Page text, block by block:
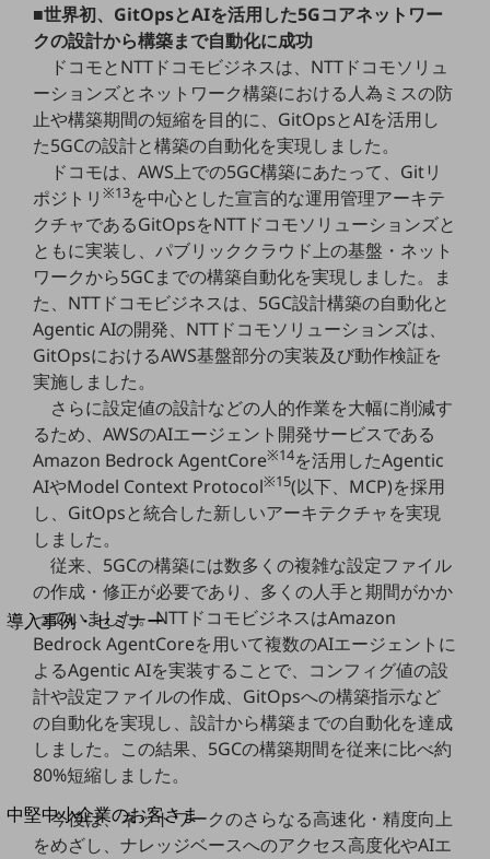
料金
料金TOP
ドコモBiz データ無制限 ドコモ MAX ドコモ mini ドコモBiz かけ放題
ケータイプラン
5Gデータプラス
データプラス
IoT向け回線料金
home5Gプラン
モバイルサービス
端末の一元管理
セキュリティ
運用保守・故障紛失サポート
回線・ネットワーク
お手続き
別ウィンドウで開きます
サービスをご利用中のお客さま
導入事例・セミナー
導入事例TOP
最新の導入事例や注目の導入事例をご紹介します
セミナー
開催・出展する各種セミナー、イベント情報をご紹介します
別ウィンドウで開きます
中堅中小企業のお客さま
NTTドコモビジネスウォッチ
■世界初、GitOpsとAIを活用した5Gコアネットワー
クの設計から構築まで自動化に成功
ドコモとNTTドコモビジネスは、NTTドコモソリュ
ーションズとネットワーク構築における人為ミスの防
止や構築期間の短縮を目的に、GitOpsとAIを活用し
た5GCの設計と構築の自動化を実現しました。
ドコモは、AWS上での5GC構築にあたって、Gitリ
ポジトリ※13を中心とした宣言的な運用管理アーキテ
クチャであるGitOpsをNTTドコモソリューションズと
ともに実装し、パブリッククラウド上の基盤・ネット
ワークから5GCまでの構築自動化を実現しました。ま
た、NTTドコモビジネスは、5GC設計構築の自動化と
Agentic AIの開発、NTTドコモソリューションズは、
GitOpsにおけるAWS基盤部分の実装及び動作検証を
実施しました。
さらに設定値の設計などの人的作業を大幅に削減す
るため、AWSのAIエージェント開発サービスである
Amazon Bedrock AgentCore※14を活用したAgentic
AIやModel Context Protocol※15(以下、MCP)を採用
し、GitOpsと統合した新しいアーキテクチャを実現
しました。
従来、5GCの構築には数多くの複雑な設定ファイル
の作成・修正が必要であり、多くの人手と期間がかか
っていました。NTTドコモビジネスはAmazon
Bedrock AgentCoreを用いて複数のAIエージェントに
よるAgentic AIを実装することで、コンフィグ値の設
計や設定ファイルの作成、GitOpsへの構築指示など
の自動化を実現し、設計から構築までの自動化を達成
しました。この結果、5GCの構築期間を従来に比べ約
80%短縮しました。
今後は、ネットワークのさらなる高速化・精度向上
をめざし、ナレッジベースへのアクセス高度化やAIエ